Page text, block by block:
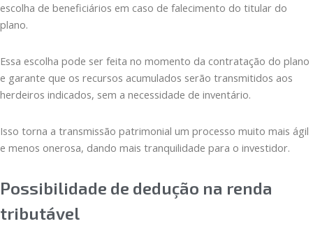
escolha de beneficiários em caso de falecimento do titular do
plano.
Essa escolha pode ser feita no momento da contratação do plano
e garante que os recursos acumulados serão transmitidos aos
herdeiros indicados, sem a necessidade de inventário.
Isso torna a transmissão patrimonial um processo muito mais ágil
e menos onerosa, dando mais tranquilidade para o investidor.
Possibilidade de dedução na renda
tributável